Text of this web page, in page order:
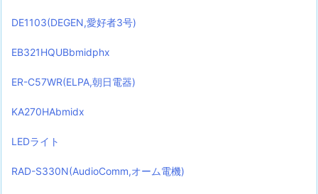
DE1103(DEGEN,愛好者3号)
EB321HQUBbmidphx
ER-C57WR(ELPA,朝日電器)
KA270HAbmidx
LEDライト
RAD-S330N(AudioComm,オーム電機)